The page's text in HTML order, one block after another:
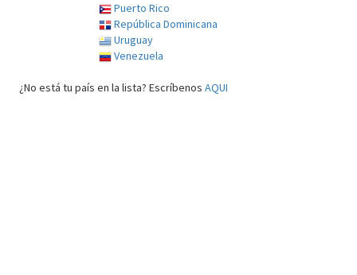
Puerto Rico
República Dominicana
Uruguay
Venezuela
¿No está tu país en la lista? Escríbenos AQUI